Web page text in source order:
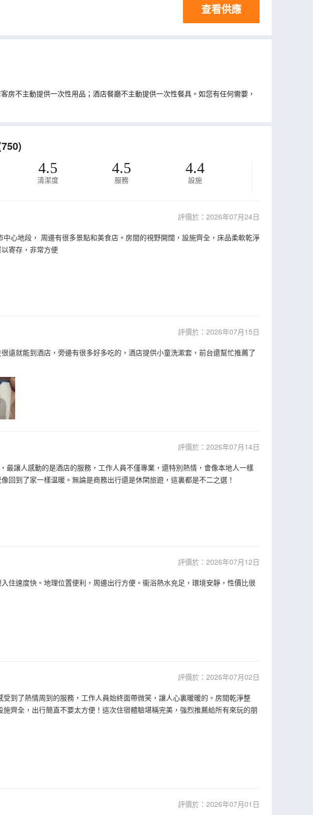
查看供應
不主動提供一次性用品；酒店餐廳不主動提供一次性餐具。如您有任何需要，
4.5
清潔度
4.5
服務
4.4
設施
評價於：2026年07月24日
心地段， 周邊有很多景點和美食店。房間的視野開闊，設施齊全，床品柔軟乾淨
寄存，非常方便
評價於：2026年07月15日
遠就能到酒店，旁邊有很多好多吃的，酒店提供小童洗漱套，前台還幫忙推薦了
評價於：2026年07月14日
最讓人感動的是酒店的服務，工作人員不僅專業，還特別熱情，會像本地人一樣
回到了家一樣温暖。無論是商務出行還是休閑旅遊，這裏都是不二之選！
評價於：2026年07月12日
住速度快。地理位置便利，周邊出行方便。衞浴熱水充足，環境安靜，性價比很
評價於：2026年07月02日
到了熱情周到的服務，工作人員始終面帶微笑，讓人心裏暖暖的。房間乾淨整
齊全，出行簡直不要太方便！這次住宿體驗堪稱完美，強烈推薦給所有來玩的朋
評價於：2026年07月01日